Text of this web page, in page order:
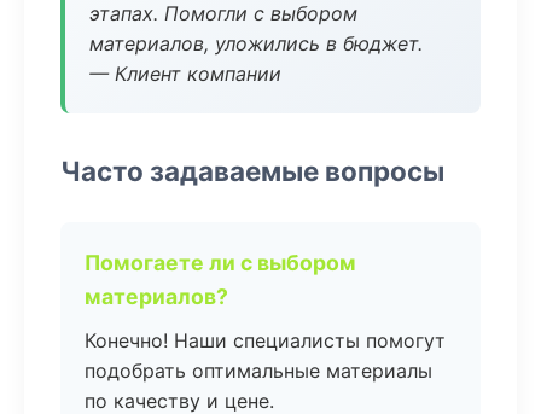
этапах. Помогли с выбором
материалов, уложились в бюджет.
— Клиент компании
Часто задаваемые вопросы
Помогаете ли с выбором
материалов?
Конечно! Наши специалисты помогут
подобрать оптимальные материалы
по качеству и цене.